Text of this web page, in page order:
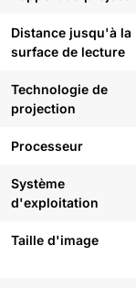
Distance jusqu'à la
surface de lecture
Technologie de
projection
Processeur
Système
d'exploitation
Taille d'image